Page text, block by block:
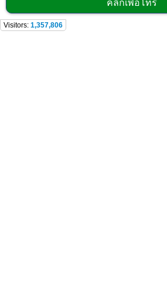
คลิกเพื่อโทร
Visitors: 1,357,806